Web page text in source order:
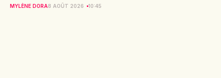
MYLÈNE DORA8 AOÛT 2026 10:45